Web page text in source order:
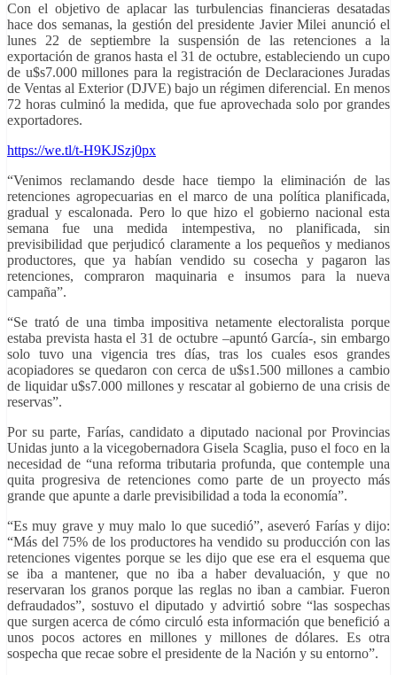
Con el objetivo de aplacar las turbulencias financieras desatadas
hace dos semanas, la gestión del presidente Javier Milei anunció el
lunes 22 de septiembre la suspensión de las retenciones a la
exportación de granos hasta el 31 de octubre, estableciendo un cupo
de u$s7.000 millones para la registración de Declaraciones Juradas
de Ventas al Exterior (DJVE) bajo un régimen diferencial. En menos
72 horas culminó la medida, que fue aprovechada solo por grandes
exportadores.
https://we.tl/t-H9KJSzj0px
“Venimos reclamando desde hace tiempo la eliminación de las
retenciones agropecuarias en el marco de una política planificada,
gradual y escalonada. Pero lo que hizo el gobierno nacional esta
semana fue una medida intempestiva, no planificada, sin
previsibilidad que perjudicó claramente a los pequeños y medianos
productores, que ya habían vendido su cosecha y pagaron las
retenciones, compraron maquinaria e insumos para la nueva
campaña”.
“Se trató de una timba impositiva netamente electoralista porque
estaba prevista hasta el 31 de octubre –apuntó García-, sin embargo
solo tuvo una vigencia tres días, tras los cuales esos grandes
acopiadores se quedaron con cerca de u$s1.500 millones a cambio
de liquidar u$s7.000 millones y rescatar al gobierno de una crisis de
reservas”.
Por su parte, Farías, candidato a diputado nacional por Provincias
Unidas junto a la vicegobernadora Gisela Scaglia, puso el foco en la
necesidad de “una reforma tributaria profunda, que contemple una
quita progresiva de retenciones como parte de un proyecto más
grande que apunte a darle previsibilidad a toda la economía”.
“Es muy grave y muy malo lo que sucedió”, aseveró Farías y dijo:
“Más del 75% de los productores ha vendido su producción con las
retenciones vigentes porque se les dijo que ese era el esquema que
se iba a mantener, que no iba a haber devaluación, y que no
reservaran los granos porque las reglas no iban a cambiar. Fueron
defraudados”, sostuvo el diputado y advirtió sobre “las sospechas
que surgen acerca de cómo circuló esta información que benefició a
unos pocos actores en millones y millones de dólares. Es otra
sospecha que recae sobre el presidente de la Nación y su entorno”.